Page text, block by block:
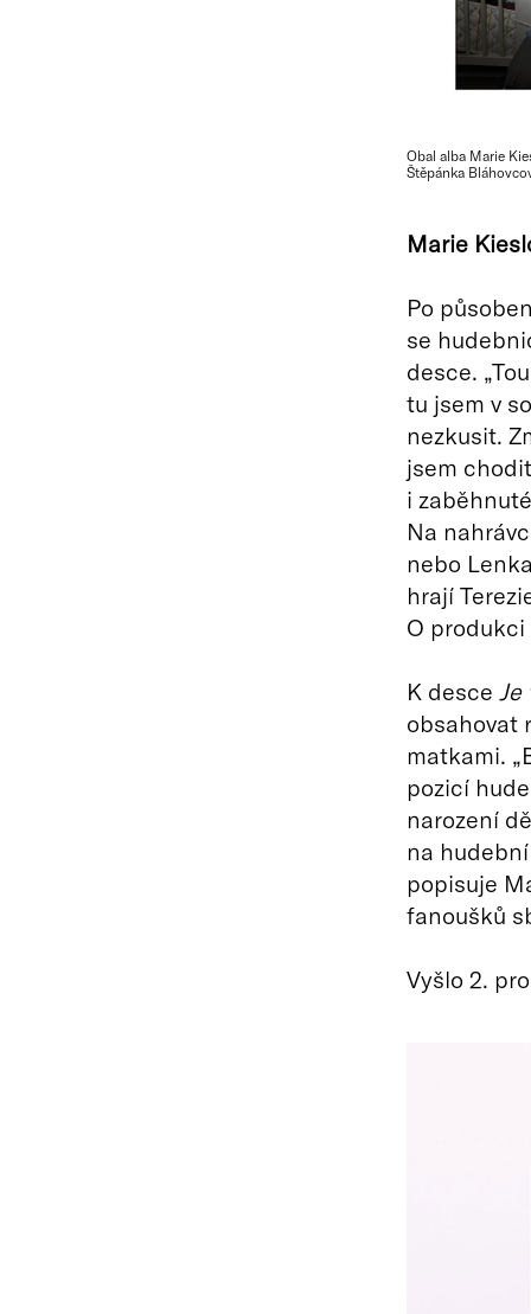
Obal alba Marie
Štěpánka
Marie
Po
se
desce.
tu jsem v
nezkusit.
jsem
i
Na
nebo
hrají
O
K desce Je
obsahovat
matkami.
pozicí
narození
na
popisuje
fanoušků
Vyšlo 2.